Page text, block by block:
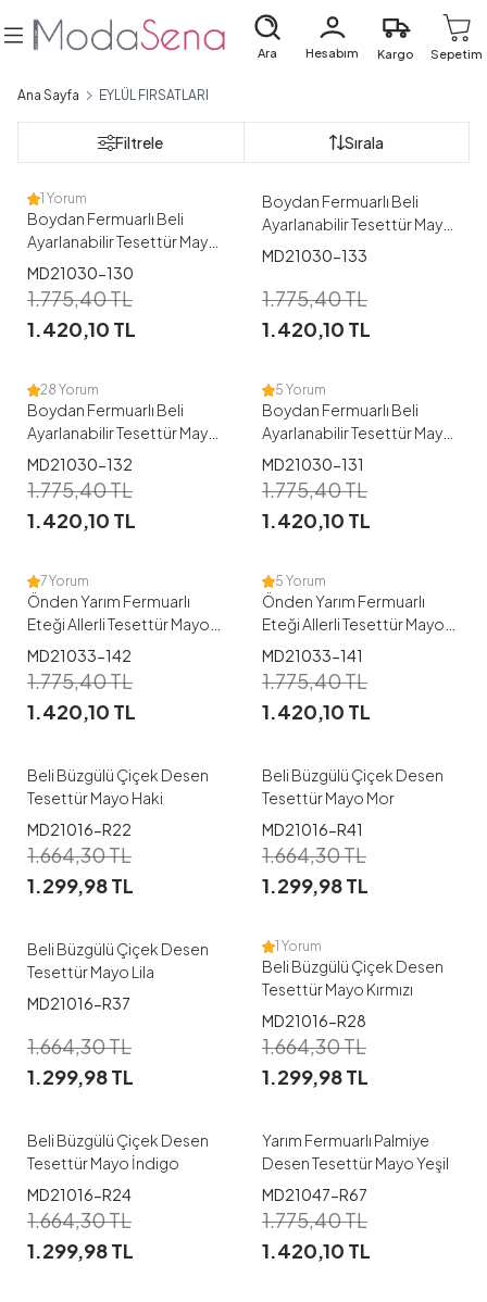
Ara Hesabım Kargo Sepetim
Ana Sayfa EYLÜL FIRSATLARI
Filtrele Sırala
38 40 42 44 46
48
1 Yorum
Boydan Fermuarlı Beli
Ayarlanabilir Tesettür Mayo
-130
MD21030-130
1.775,40TL
1.420,10 TL
40 42
Boydan Fermuarlı Beli
Ayarlanabilir Tesettür Mayo
-133
MD21030-133
1.775,40TL
1.420,10 TL
38 40 42
48
28 Yorum
Boydan Fermuarlı Beli
Ayarlanabilir Tesettür Mayo
-132
MD21030-132
1.775,40TL
1.420,10 TL
38 40 46
5 Yorum
Boydan Fermuarlı Beli
Ayarlanabilir Tesettür Mayo
-131
MD21030-131
1.775,40TL
1.420,10 TL
38 40 42
7 Yorum
Önden Yarım Fermuarlı
Eteği Allerli Tesettür Mayo
-142
MD21033-142
1.775,40TL
1.420,10 TL
38 40
5 Yorum
Önden Yarım Fermuarlı
Eteği Allerli Tesettür Mayo
-141
MD21033-141
1.775,40TL
1.420,10 TL
38 40 42
48
Beli Büzgülü Çiçek Desen
Tesettür Mayo Haki
MD21016-R22
1.664,30TL
1.299,98TL
38 40 42
48
Beli Büzgülü Çiçek Desen
Tesettür Mayo Mor
MD21016-R41
1.664,30TL
1.299,98TL
38 40 42
48
Beli Büzgülü Çiçek Desen
Tesettür Mayo Lila
MD21016-R37
1.664,30TL
1.299,98TL
38 40 42
48
1 Yorum
Beli Büzgülü Çiçek Desen
Tesettür Mayo Kırmızı
MD21016-R28
1.664,30TL
1.299,98TL
38 40 42
48
Beli Büzgülü Çiçek Desen
Tesettür Mayo İndigo
MD21016-R24
1.664,30TL
1.299,98TL
38 40 42
48
Yarım Fermuarlı Palmiye
Desen Tesettür Mayo Yeşil
MD21047-R67
1.775,40TL
1.420,10 TL
38 40 42
48
38 40 42
48